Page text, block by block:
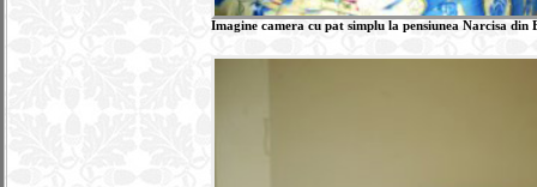
Imagine camera cu pat simplu la pensiunea Narcisa